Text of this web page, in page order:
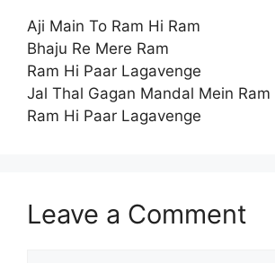
Aji Main To Ram Hi Ram
Bhaju Re Mere Ram
Ram Hi Paar Lagavenge
Jal Thal Gagan Mandal Mein Ram
Ram Hi Paar Lagavenge
Leave a Comment